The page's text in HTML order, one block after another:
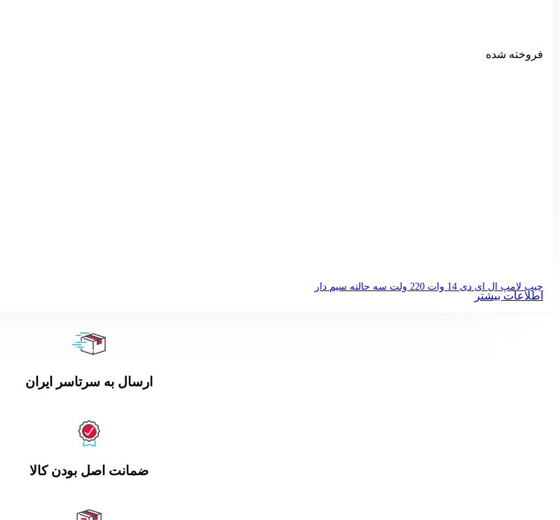
فروخته شده
چیپ لامپ ال ای دی 14 وات 220 ولت سه حالته سیم دار
اطلاعات بیشتر
ارسال به سرتاسر ایران
ضمانت اصل بودن کالا